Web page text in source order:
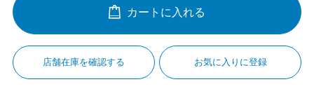
カートに入れる
店舗在庫を確認する お気に入りに登録